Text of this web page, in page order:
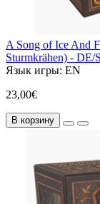
A Song of Ice And
Sturmkrähen) - DE/
Язык игры: EN
23,00€
В корзину